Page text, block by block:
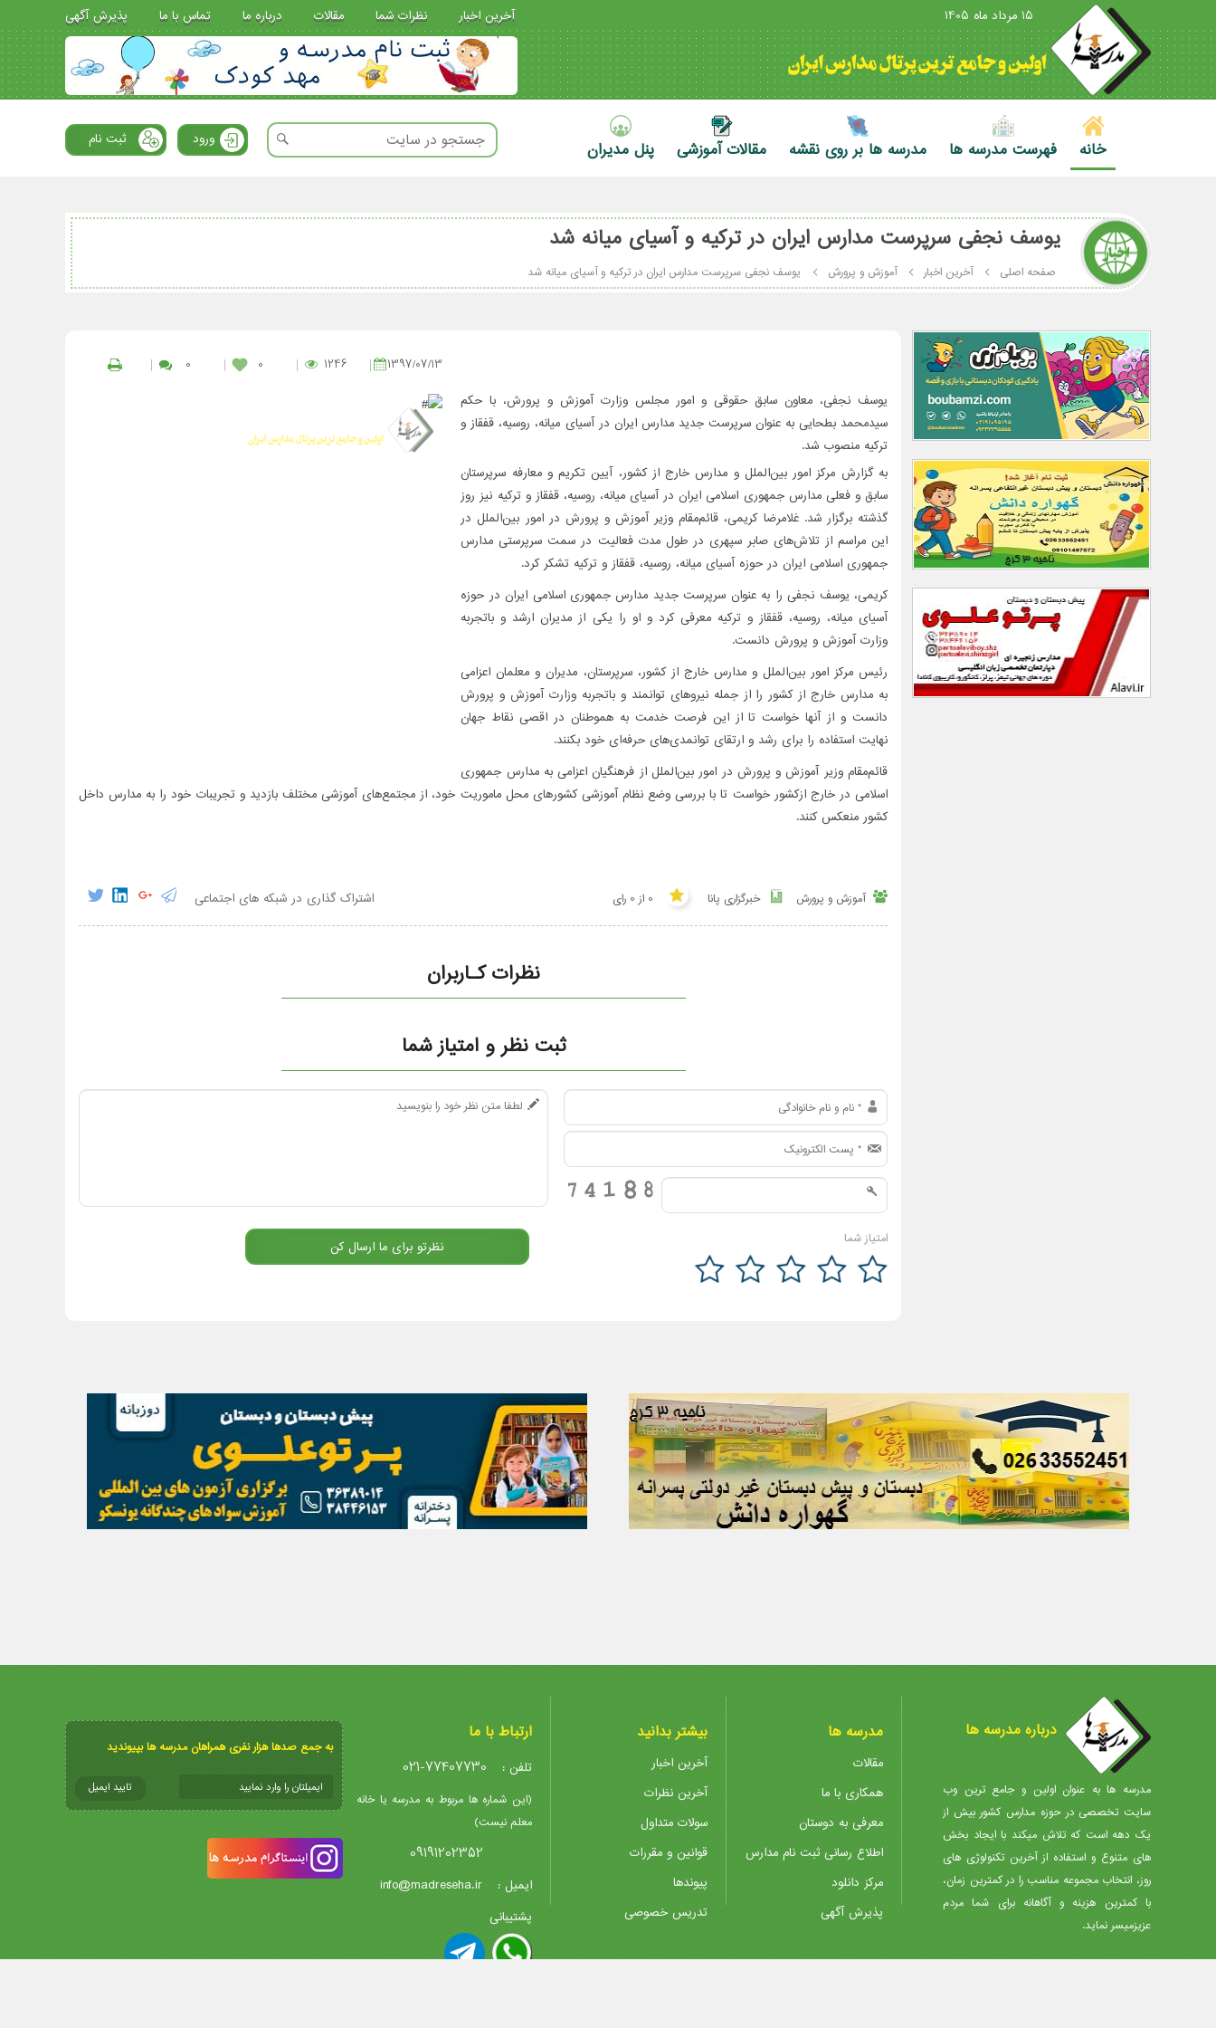
15 مرداد ماه 1405 آخرین اخبار نظرات شما مقالات درباره ما تماس با ما پذیرش آگهی
ورود ثبت نام خانه فهرست مدرسه ها مدرسه ها بر روی نقشه مقالات آموزشی پنل مدیران
یوسف نجفی سرپرست مدارس ایران در ترکیه و آسیای میانه شد
صفحه اصلی آخرین اخبار آموزش و پرورش یوسف نجفی سرپرست مدارس ایران در ترکیه و آسیای میانه شد
1397/07/13
1246
0
0
یوسف نجفی، معاون سابق حقوقی و امور مجلس وزارت آموزش و پرورش، با حکم
سیدمحمد بطحایی به عنوان سرپرست جدید مدارس ایران در آسیای میانه، روسیه، قفقاز و
ترکیه منصوب شد.
به گزارش مرکز امور بین‌الملل و مدارس خارج از کشور، آیین تکریم و معارفه سرپرستان
سابق و فعلی مدارس جمهوری اسلامی ایران در آسیای میانه، روسیه، قفقاز و ترکیه نیز روز
گذشته برگزار شد. غلامرضا کریمی، قائم‌مقام وزیر آموزش و پرورش در امور بین‌الملل در
این مراسم از تلاش‌های صابر سپهری در طول مدت فعالیت در سمت سرپرستی مدارس
جمهوری اسلامی ایران در حوزه آسیای میانه، روسیه، قفقاز و ترکیه تشکر کرد.
کریمی، یوسف نجفی را به عنوان سرپرست جدید مدارس جمهوری اسلامی ایران در حوزه
آسیای میانه، روسیه، قفقاز و ترکیه معرفی کرد و او را یکی از مدیران ارشد و باتجربه
وزارت آموزش و پرورش دانست.
رئیس مرکز امور بین‌الملل و مدارس خارج از کشور، سرپرستان، مدیران و معلمان اعزامی
به مدارس خارج از کشور را از جمله نیروهای توانمند و باتجربه وزارت آموزش و پرورش
دانست و از آنها خواست تا از این فرصت خدمت به هموطنان در اقصی نقاط جهان
نهایت استفاده را برای رشد و ارتقای توانمدی‌های حرفه‌ای خود بکنند.
قائم‌مقام وزیر آموزش و پرورش در امور بین‌الملل از فرهنگیان اعزامی به مدارس جمهوری
اسلامی در خارج ازکشور خواست تا با بررسی وضع نظام آموزشی کشورهای محل ماموریت خود، از مجتمع‌های آموزشی مختلف بازدید و تجریبات خود را به مدارس داخل
کشور منعکس کنند.
آموزش و پرورش خبرگزاری پانا 0 از 0 رای اشتراک گذاری در شبکه های اجتماعی
نظرات کـاربران
ثبت نظر و امتیاز شما
امتیاز شما
درباره مدرسه ها
مدرسه ها به عنوان اولین و جامع ترین وب
سایت تخصصی در حوزه مدارس کشور بیش از
یک دهه است که تلاش میکند با ایجاد بخش
های متنوع و استفاده از آخرین تکنولوژی های
روز، انتخاب مجموعه مناسب را در کمترین زمان،
با کمترین هزینه و آگاهانه برای شما مردم
عزیزمیسر نماید.
مدرسه ها
مقالات
همکاری با ما
معرفی به دوستان
اطلاع رسانی ثبت نام مدارس
مرکز دانلود
پذیرش آگهی
بیشتر بدانید
آخرین اخبار
آخرین نظرات
سولات متداول
قوانین و مقررات
پیوندها
تدریس خصوصی
ارتباط با ما
تلفن : 021-77407730
(این شماره ها مربوط به مدرسه یا خانه
معلم نیست)
09191202352
ایمیل : info@madreseha.ir
پشتیبانی
به جمع صدها هزار نفری همراهان مدرسه ها بپیوندید